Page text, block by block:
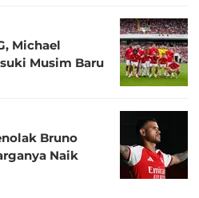
Michael
Musim Baru
Bruno
Naik